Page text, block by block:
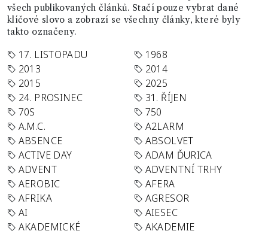
všech publikovaných článků. Stačí pouze vybrat dané
klíčové slovo a zobrazí se všechny články, které byly
takto označeny.
17. LISTOPADU
1968
2013
2014
2015
2025
24. PROSINEC
31. ŘÍJEN
70S
750
A.M.C.
A2LARM
ABSENCE
ABSOLVET
ACTIVE DAY
ADAM ĎURICA
ADVENT
ADVENTNÍ TRHY
AEROBIC
AFERA
AFRIKA
AGRESOR
AI
AIESEC
AKADEMICKÉ
AKADEMIE